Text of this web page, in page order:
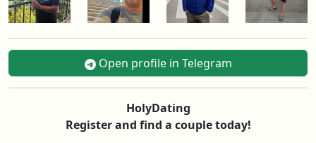
Open profile in Telegram
HolyDating
Register and find a couple today!